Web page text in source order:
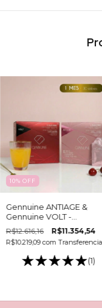
10% OFF
Gennuine ANTIAGE &
Gennuine VOLT -
TRATAMIENTO MENSUAL
Colageno hidrolizado
bebible
R$12.616,16 R$11.354,54
R$10.219,09com Transferencia
(1)